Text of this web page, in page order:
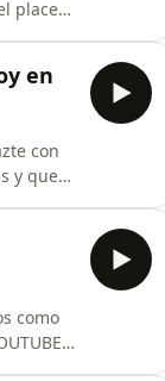
en
como